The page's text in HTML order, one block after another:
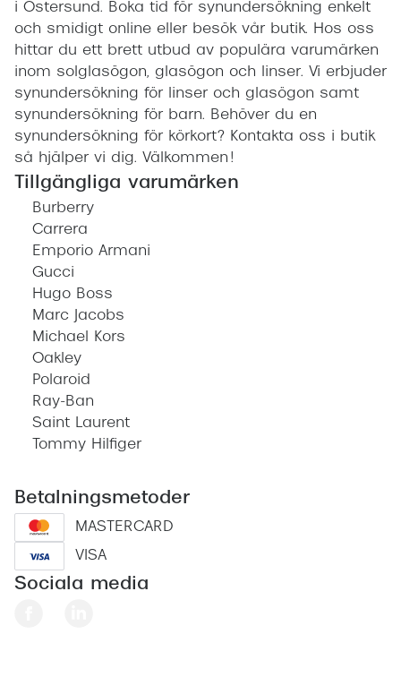
i Östersund. Boka tid för synundersökning enkelt
och smidigt online eller besök vår butik. Hos oss
hittar du ett brett utbud av populära varumärken
inom solglasögon, glasögon och linser. Vi erbjuder
synundersökning för linser och glasögon samt
synundersökning för barn. Behöver du en
synundersökning för körkort? Kontakta oss i butik
så hjälper vi dig. Välkommen!
Tillgängliga varumärken
Burberry
Carrera
Emporio Armani
Gucci
Hugo Boss
Marc Jacobs
Michael Kors
Oakley
Polaroid
Ray-Ban
Saint Laurent
Tommy Hilfiger
Betalningsmetoder
MASTERCARD
VISA
Sociala media